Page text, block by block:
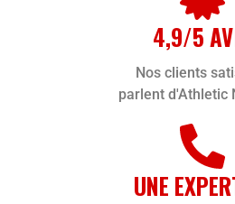
4,9/5
Nos clients
parlent d'Athletic
UNE